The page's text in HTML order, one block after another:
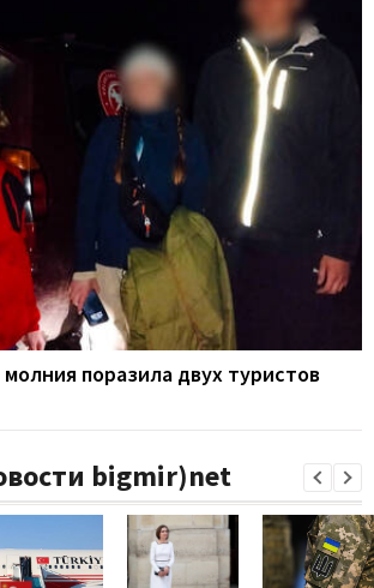
поразила двух туристов
bigmir)net